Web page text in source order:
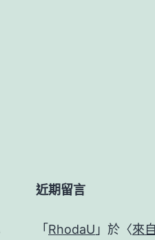
近期留言
「 RhodaU 」於〈來